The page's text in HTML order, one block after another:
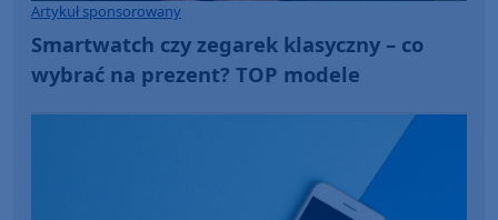
Artykuł sponsorowany
Smartwatch czy zegarek klasyczny – co
wybrać na prezent? TOP modele